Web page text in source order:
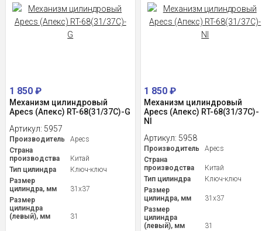
1 850 ₽
Механизм цилиндровый
Apecs (Апекс) RT-68(31/37C)-G
Артикул: 5957
Производитель
Apecs
Страна
производства
Китай
Тип цилиндра
Ключ-ключ
Размер
цилиндра, мм
31x37
Размер
цилиндра
(левый), мм
31
1 850₽
Механизм цилиндровый
Apecs (Апекс) RT-68(31/37C)-
NI
Артикул: 5958
Производитель
Apecs
Страна
производства
Китай
Тип цилиндра
Ключ-ключ
Размер
цилиндра, мм
31x37
Размер
цилиндра
(левый), мм
31